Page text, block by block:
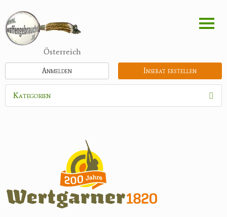
zum
Inhalt
Österreich
Inserat erstellen
Anmelden
Kategorien
Kipplaufgewehre
Kleinkalibergewehre
Repetiererbüchse
Luftdruckwaffen